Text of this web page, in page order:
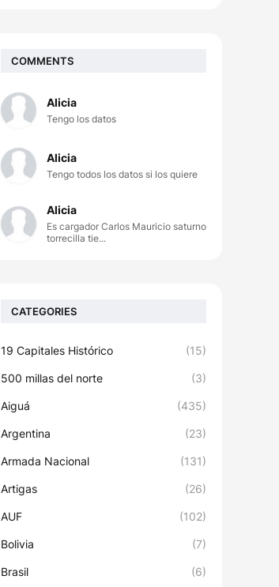
COMMENTS
Alicia
Tengo los datos
Alicia
Tengo todos los datos si los quiere
Alicia
Es cargador Carlos Mauricio saturno
torrecilla tie...
CATEGORIES
19 Capitales Histórico (15)
500 millas del norte (3)
Aiguá (435)
Argentina (23)
Armada Nacional (131)
Artigas (26)
AUF (102)
Bolivia (7)
Brasil (6)